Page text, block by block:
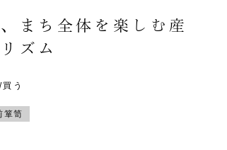
まち全体を楽しむ産
ズム
う
箪笥